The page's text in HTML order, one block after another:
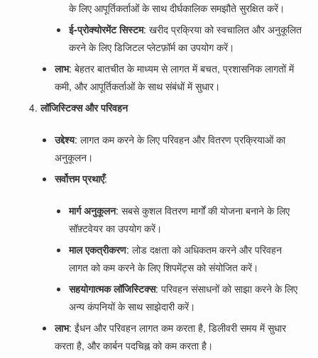
के लिए आपूर्तिकर्ताओं के साथ दीर्घकालिक समझौते सुरक्षित करें।
ई-प्रोक्योरमेंट सिस्टम: खरीद प्रक्रिया को स्वचालित और अनुकूलित
करने के लिए डिजिटल प्लेटफ़ॉर्म का उपयोग करें।
लाभ: बेहतर बातचीत के माध्यम से लागत में बचत, प्रशासनिक लागतों में
कमी, और आपूर्तिकर्ताओं के साथ संबंधों में सुधार।
लॉजिस्टिक्स और परिवहन
उद्देश्य: लागत कम करने के लिए परिवहन और वितरण प्रक्रियाओं का
अनुकूलन।
सर्वोत्तम प्रथाएँ:
मार्ग अनुकूलन: सबसे कुशल वितरण मार्गों की योजना बनाने के लिए
सॉफ़्टवेयर का उपयोग करें।
माल एकत्रीकरण: लोड दक्षता को अधिकतम करने और परिवहन
लागत को कम करने के लिए शिपमेंट्स को संयोजित करें।
सहयोगात्मक लॉजिस्टिक्स: परिवहन संसाधनों को साझा करने के लिए
अन्य कंपनियों के साथ साझेदारी करें।
लाभ: ईंधन और परिवहन लागत कम करता है, डिलीवरी समय में सुधार
करता है, और कार्बन पदचिह्न को कम करता है।